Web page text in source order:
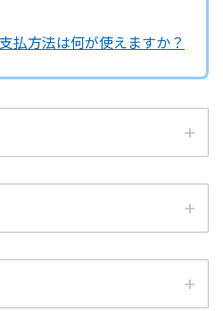
払方法は何が使えますか？